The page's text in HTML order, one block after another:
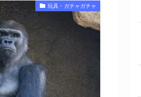
玩具・ガチャガチャ